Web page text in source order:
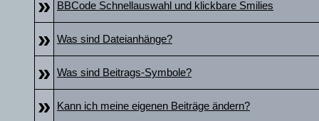
» BBCode Schnellauswahl und klickbare Smilies
» Was sind Dateianhänge?
» Was sind Beitrags-Symbole?
» Kann ich meine eigenen Beiträge ändern?